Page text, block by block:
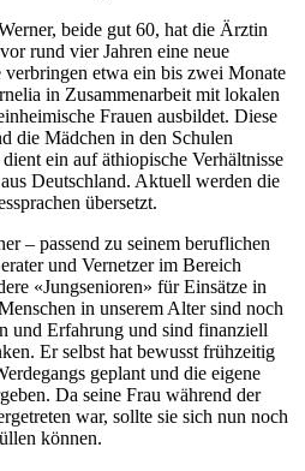
beide gut 60, hat die Ärztin
rund vier Jahren eine neue
verbringen etwa ein bis zwei Monate
in Zusammenarbeit mit lokalen
Frauen ausbildet. Diese
die Mädchen in den Schulen
ein auf äthiopische Verhältnisse
Deutschland. Aktuell werden die
übersetzt.
– passend zu seinem beruflichen
und Vernetzer im Bereich
«Jungsenioren» für Einsätze in
in unserem Alter sind noch
und Erfahrung und sind finanziell
Er selbst hat bewusst frühzeitig
geplant und die eigene
Da seine Frau während der
war, sollte sie sich nun noch
können.